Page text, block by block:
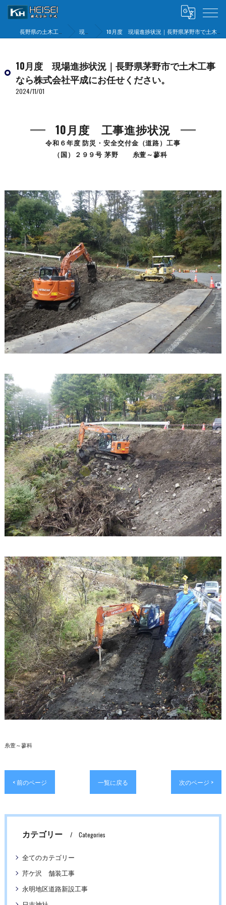
現場状況 10月度 現場進捗状況｜長野県茅野市で土木工事なら株式会社平成にお任せください。
10月度 現場進捗状況｜長野県茅野市で土木工事
なら株式会社平成にお任せください。
2024/11/01
10月度 工事進捗状況
令和６年度 防災・安全交付金（道路）工事
（国）２９９号 茅野 糸萱～蓼科
糸萱～蓼科
< 前のページ 一覧に戻る 次のページ >
カテゴリー Categories
全てのカテゴリー
芹ケ沢 舗装工事
永明地区道路新設工事